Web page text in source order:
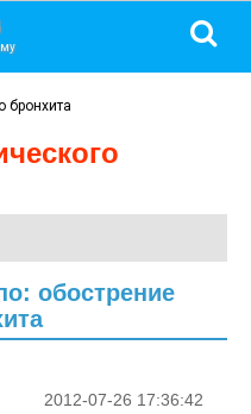
бронхита
обострение
2012-07-26 17:36:42